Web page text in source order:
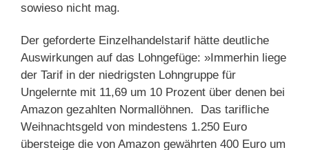
sowieso nicht mag.
Der geforderte Einzelhandelstarif hätte deutliche
Auswirkungen auf das Lohngefüge: »Immerhin liege
der Tarif in der niedrigsten Lohngruppe für
Ungelernte mit 11,69 um 10 Prozent über denen bei
Amazon gezahlten Normallöhnen. Das tarifliche
Weihnachtsgeld von mindestens 1.250 Euro
übersteige die von Amazon gewährten 400 Euro um